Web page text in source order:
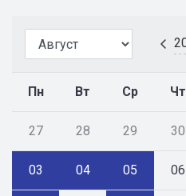
Пн Вт Ср Чт
27 28 29 30
03 04 05 06